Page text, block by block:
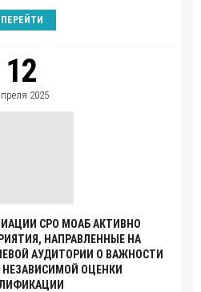
ПЕРЕЙТИ
12
2025
СРО МОАБ АКТИВНО
НАПРАВЛЕННЫЕ НА
АУДИТОРИИ О ВАЖНОСТИ
ОЦЕНКИ